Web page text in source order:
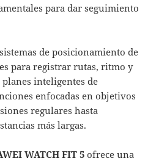
para dar seguimiento
de posicionamiento de
para registrar rutas, ritmo y
inteligentes de
enfocadas en objetivos
regulares hasta
más largas.
WATCH FIT 5 ofrece una